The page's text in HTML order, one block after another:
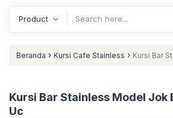
Beranda › Kursi Cafe Stainless › Kursi Bar
Kursi Bar Stainless Model Jok
Uc